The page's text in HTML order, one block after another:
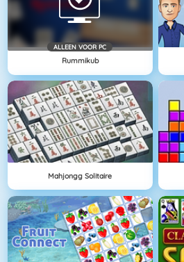
ALLEEN VOOR PC
Rummikub
Mahjongg Solitaire